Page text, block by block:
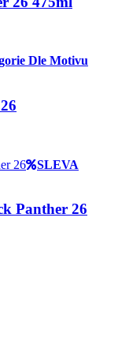
Dle Motivu
SLEVA
Panther 26